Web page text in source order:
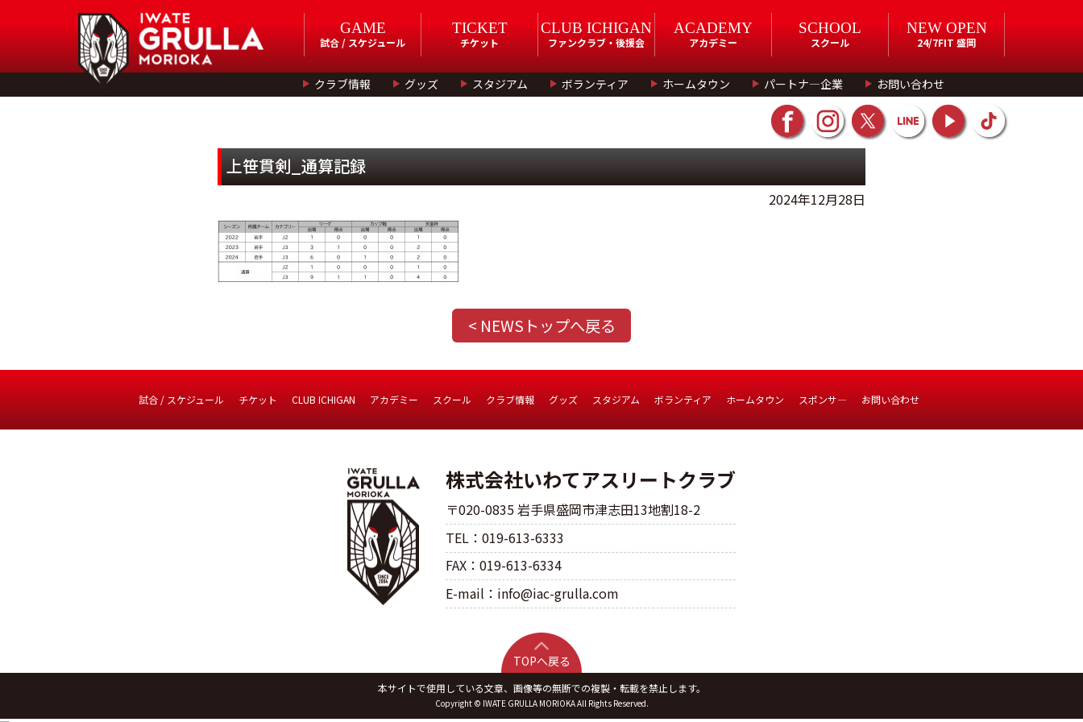
GAME
試合 / スケジュール
TICKET
チケット
CLUB ICHIGAN
ファンクラブ・後援会
ACADEMY
アカデミー
SCHOOL
スクール
NEW OPEN
24/7FIT 盛岡
クラブ情報 グッズ スタジアム ボランティア ホームタウン パートナ―企業 お問い合わせ
上笹貫剣_通算記録
2024年12月28日
< NEWSトップへ戻る
試合 / スケジュール チケット CLUB ICHIGAN アカデミー スクール クラブ情報 グッズ スタジアム ボランティア ホームタウン スポンサ― お問い合わせ
株式会社いわてアスリートクラブ
〒020-0835 岩手県盛岡市津志田13地割18-2
TEL：019-613-6333
FAX：019-613-6334
E-mail：info@iac-grulla.com
TOPへ戻る
本サイトで使用している文章、画像等の無断での複製・転載を禁止します。
Copyright © IWATE GRULLA MORIOKA All Rights Reserved.